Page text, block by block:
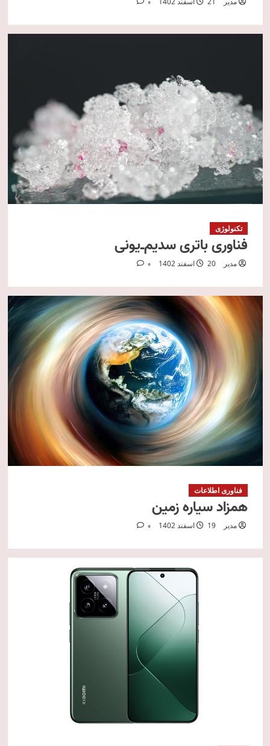
0
تکنولوژی
فناوری باتری سدیم‌ـ‌یونی
مدیر 20 اسفند 1402 0
فناوری اطلاعات
همزاد سیاره زمین
مدیر 19 اسفند 1402 0